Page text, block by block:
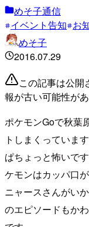
めそ子通信
イベント告知 お
めそ子
2016.07.29
この記事は公開
報が古い可能性が
ポケモンGoで秋葉
トしまくっていま
ぱちょっと怖いで
ケモンはカッパ口
ニャースさんがい
のエピソードもか